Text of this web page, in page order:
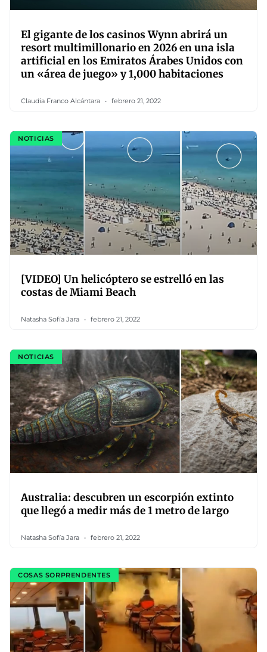
El gigante de los casinos Wynn abrirá un
resort multimillonario en 2026 en una isla
artificial en los Emiratos Árabes Unidos con
un «área de juego» y 1,000 habitaciones
Claudia Franco Alcántara febrero 21, 2022
NOTICIAS
[VIDEO] Un helicóptero se estrelló en las
costas de Miami Beach
Natasha Sofía Jara febrero 21, 2022
NOTICIAS
Australia: descubren un escorpión extinto
que llegó a medir más de 1 metro de largo
Natasha Sofía Jara febrero 21, 2022
COSAS SORPRENDENTES